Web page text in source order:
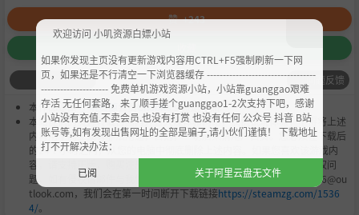
赞 +243
问题反馈
本作品是由小叽资源 会员 Chobits's 搬运作品.
本站提供的资源转载自国内外各大媒体和网络，仅供试玩体验；不得将上述
内容用于商业或者非法用途，否则，一切后果请用户自负。您必须在下载后
的24个小时之内，从您的电脑中彻底删除上述内容。如果您喜欢该游戏内
容，请支持正版，购买注册，得到更好的正版服务。我们非常重视版权问
题，如有侵权请邮件与我们联系处理。敬请谅解！E-mail：acgbns666@ou
tlook.com，我们会在第一时间断开下载链接https://steamzg.com/1536
4/。
欢迎访问 小叽资源白嫖小站
如果你发现主页没有更新游戏内容用CTRL+F5强制刷新一下网
页，如果还是不行清空一下浏览器缓存 ----------------------------------
--------------------- 免费单机游戏资源小站，小站靠guanggao艰难
存活 无任何套路，来了顺手搓个guanggao1-2次支持下吧，感谢
小站没有充值.不卖会员.也没有打赏 也没有任何 公众号 抖音 B站
账号等,如有发现出售网址的全部是骗子,请小伙们谨慎！ 下载地址
打不开解决办法：
已阅
关于阿里云盘无文件